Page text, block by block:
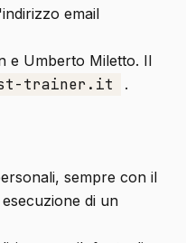
email
e Umberto Miletto. Il
trainer.it .
sempre con il
di un